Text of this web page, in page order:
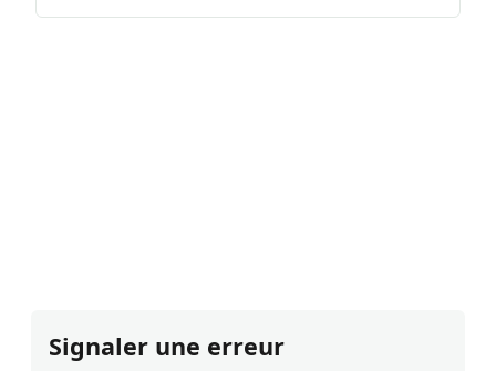
Signaler une erreur